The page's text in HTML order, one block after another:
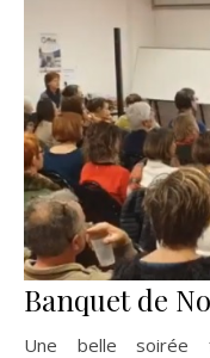
Banquet de
Une belle soirée